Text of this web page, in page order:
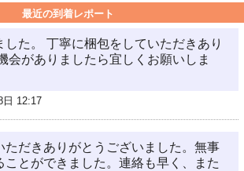
最近の到着レポート
した。 丁寧に梱包をしていただきあり
会がありましたら宜しくお願いしま
日 12:17
ただきありがとうございました。無事
ことができました。連絡も早く、また